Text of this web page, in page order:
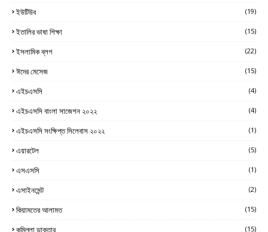
ইউটিউব (19)
ইতালির ভাষা শিক্ষা (15)
ইসলামিক ব্লগ (22)
ঈদের মেসেজ (15)
এইচএসসি (4)
এইচএসসি বাংলা সাজেশন ২০২২ (4)
এইচএসসি সংক্ষিপ্ত সিলেবাস ২০২২ (1)
এয়ারটেল (5)
এসএসসি (1)
এসাইনমেন্ট (2)
কিয়ামতের আলামত (15)
কুমিল্লা ডাক্তার (15)